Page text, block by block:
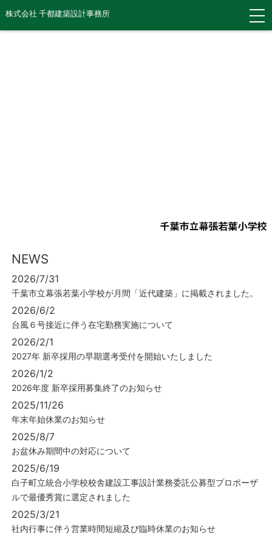
株式会社 千都建築設計事務所
NEWS
2026/7/31
千葉市立幕張若葉小学校が月間「近代建築」に掲載されました。
2026/6/2
台風６号接近に伴う在宅勤務実施について
2026/2/1
2027年 新卒採用の早期選考受付を開始いたしました
2026/1/2
2026年度 新卒採用募集終了のお知らせ
2025/11/26
年末年始休業のお知らせ
2025/8/7
お盆休み期間中の対応について
2025/6/19
白子町立統合小学校校舎建設工事設計業務委託公募型プロポーザ
ルで最優秀賞に選定されました
2025/3/21
社内行事に伴う営業時間短縮及び臨時休業のお知らせ